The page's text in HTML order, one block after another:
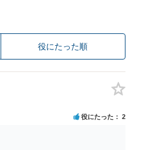
役にたった順
役にたった 2